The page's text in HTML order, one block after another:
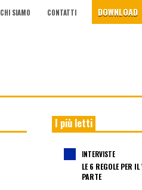
CHI SIAMO CONTATTI DOWNLOAD
I più letti
INTERVISTE
LE 6 REGOLE PER
PARTE